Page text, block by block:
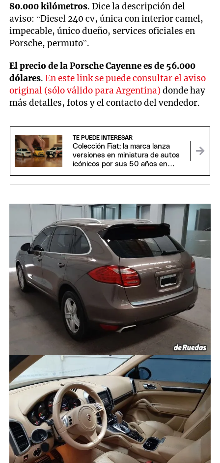
80.000 kilómetros. Dice la descripción del
aviso: “Diesel 240 cv, única con interior camel,
impecable, único dueño, services oficiales en
Porsche, permuto”.
El precio de la Porsche Cayenne es de 56.000
dólares.En este link se puede consultar el aviso
original (sólo válido para Argentina)donde hay
más detalles, fotos y el contacto del vendedor.
TE PUEDE INTERESAR
Colección Fiat: la marca lanza
versiones en miniatura de autos
icónicos por sus 50 años en